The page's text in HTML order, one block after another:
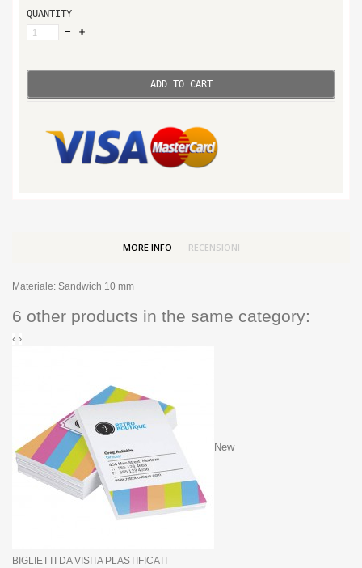
QUANTITY
ADD TO CART
MORE INFO RECENSIONI
Materiale: Sandwich 10 mm
6 other products in the same category:
‹ ›
New
BIGLIETTI DA VISITA PLASTIFICATI